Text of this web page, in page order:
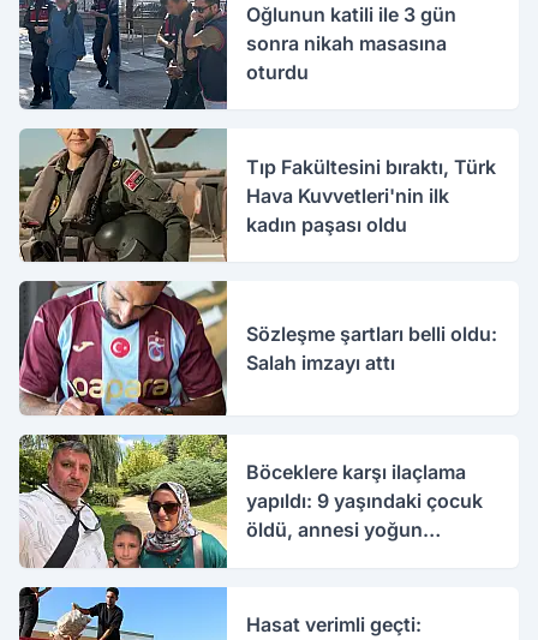
Oğlunun katili ile 3 gün
sonra nikah masasına
oturdu
Tıp Fakültesini bıraktı, Türk
Hava Kuvvetleri'nin ilk
kadın paşası oldu
Sözleşme şartları belli oldu:
Salah imzayı attı
Böceklere karşı ilaçlama
yapıldı: 9 yaşındaki çocuk
öldü, annesi yoğun
Hasat verimli geçti: